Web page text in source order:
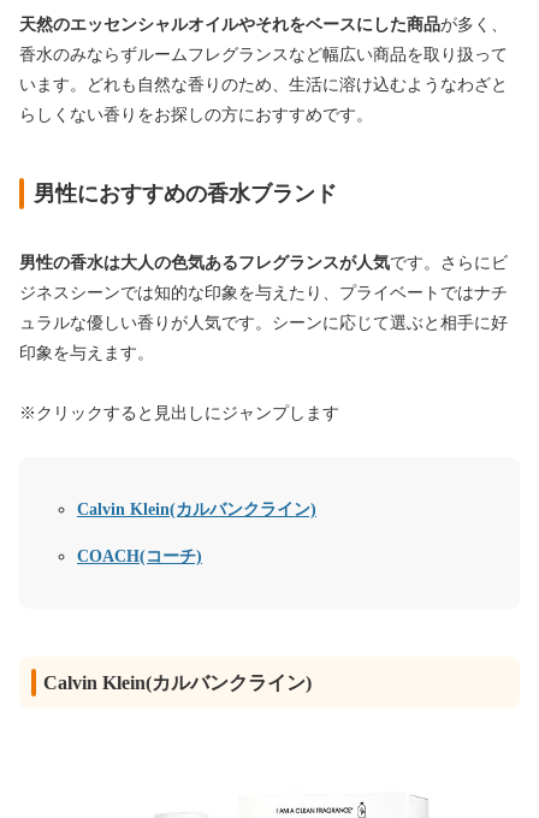
天然のエッセンシャルオイルやそれをベースにした商品が多く、
香水のみならずルームフレグランスなど幅広い商品を取り扱って
います。どれも自然な香りのため、生活に溶け込むようなわざと
らしくない香りをお探しの方におすすめです。
男性におすすめの香水ブランド
男性の香水は大人の色気あるフレグランスが人気です。さらにビ
ジネスシーンでは知的な印象を与えたり、プライベートではナチ
ュラルな優しい香りが人気です。シーンに応じて選ぶと相手に好
印象を与えます。
※クリックすると見出しにジャンプします
Calvin Klein(カルバンクライン)
COACH(コーチ)
Calvin Klein(カルバンクライン)